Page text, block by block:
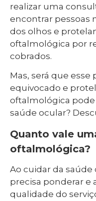
realizar uma
encontrar pessoas
dos olhos e
oftalmológica por
cobrados.
Mas, será que
equivocado e
oftalmológica pode
saúde ocular?
Quanto vale
oftalmológica?
Ao cuidar da saúde
precisa ponderar e
qualidade do